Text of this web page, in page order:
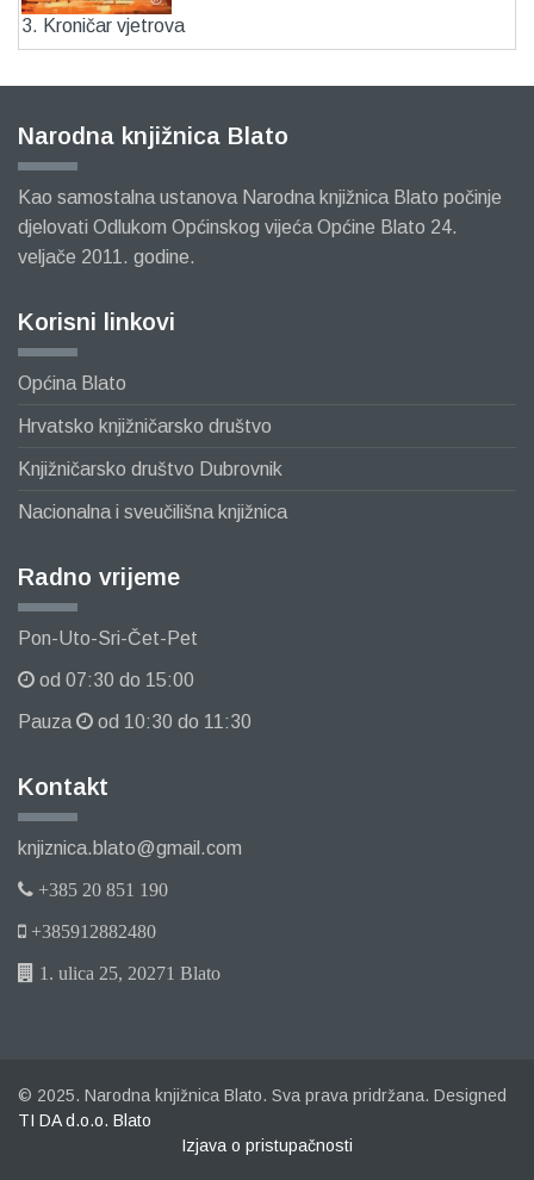
3. Kroničar vjetrova
Narodna knjižnica Blato
Kao samostalna ustanova Narodna knjižnica Blato počinje
djelovati Odlukom Općinskog vijeća Općine Blato 24.
veljače 2011. godine.
Korisni linkovi
Općina Blato
Hrvatsko knjižničarsko društvo
Knjižničarsko društvo Dubrovnik
Nacionalna i sveučilišna knjižnica
Radno vrijeme
Pon-Uto-Sri-Čet-Pet
od 07:30 do 15:00
Pauza od 10:30 do 11:30
Kontakt
knjiznica.blato@gmail.com
+385 20 851 190
+385912882480
1. ulica 25, 20271 Blato
© 2025. Narodna knjižnica Blato. Sva prava pridržana. Designed
TI DA d.o.o. Blato
Izjava o pristupačnosti